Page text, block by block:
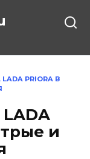
PRIORA В
и